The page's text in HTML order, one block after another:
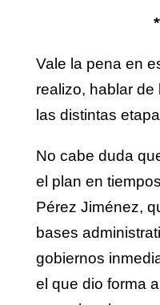
Vale la pena en
realizo, hablar
las distintas
No cabe duda
el plan en
Pérez Jiménez,
bases
gobiernos
el que dio forma